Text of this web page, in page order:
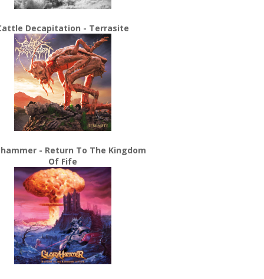
Decapitation - Terrasite
- Return To The Kingdom
Of Fife